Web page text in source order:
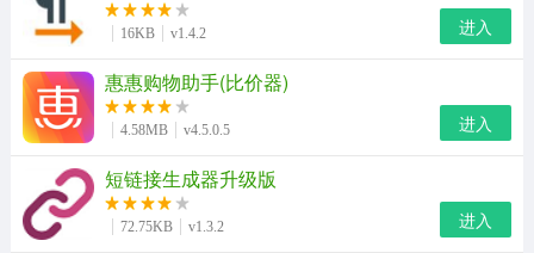
16KB v1.4.2 进入
惠惠购物助手(比价器)
4.58MB v4.5.0.5 进入
短链接生成器升级版
72.75KB v1.3.2 进入